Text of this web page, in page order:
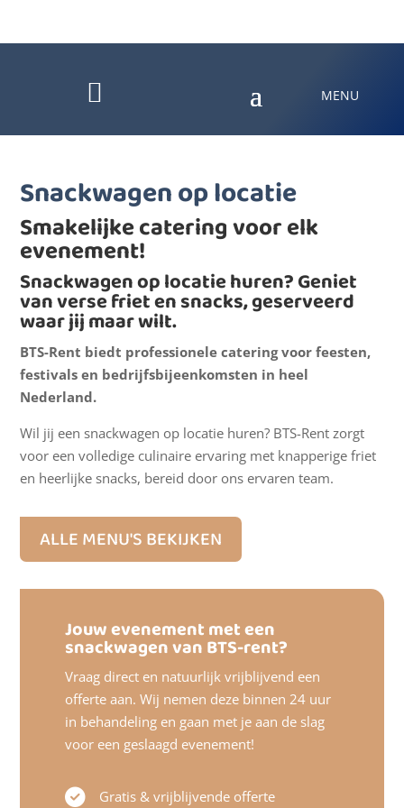

Snackwagen op locatie
Smakelijke catering voor elk
evenement!
Snackwagen op locatie huren? Geniet
van verse friet en snacks, geserveerd
waar jij maar wilt.
BTS-Rent biedt professionele catering voor feesten,
festivals en bedrijfsbijeenkomsten in heel
Nederland.
Wil jij een snackwagen op locatie huren? BTS-Rent zorgt
voor een volledige culinaire ervaring met knapperige friet
en heerlijke snacks, bereid door ons ervaren team.
ALLE MENU'S BEKIJKEN
Jouw evenement met een
snackwagen van BTS-rent?
Vraag direct en natuurlijk vrijblijvend een
offerte aan. Wij nemen deze binnen 24 uur
in behandeling en gaan met je aan de slag
voor een geslaagd evenement!
Gratis & vrijblijvende offerte